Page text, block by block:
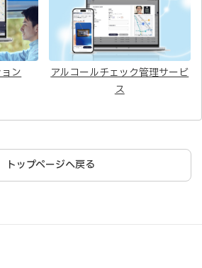
ン
アルコールチェック管理サービ
ス
トップページへ戻る